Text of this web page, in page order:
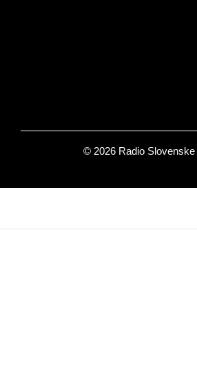
© 2026 Radio Slovenske